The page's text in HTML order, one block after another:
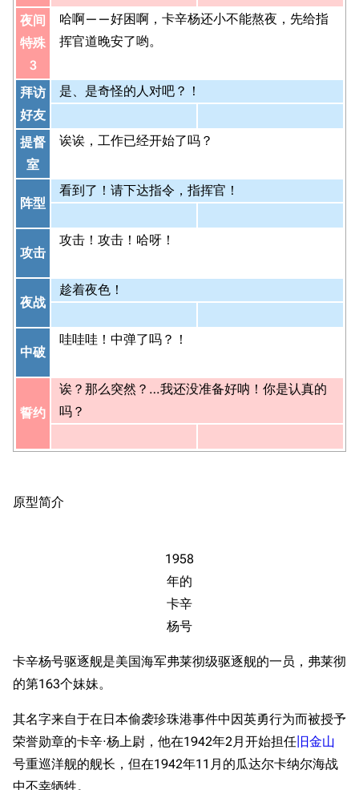
夜间
特殊
3
哈啊——好困啊，卡辛杨还小不能熬夜，先给指
挥官道晚安了哟。
拜访
好友
是、是奇怪的人对吧？！
提督
室
诶诶，工作已经开始了吗？
阵型
看到了！请下达指令，指挥官！
攻击
攻击！攻击！哈呀！
夜战
趁着夜色！
中破
哇哇哇！中弹了吗？！
誓约
诶？那么突然？…我还没准备好呐！你是认真的
吗？
原型简介
1958
年的
卡辛
杨号
卡辛杨号驱逐舰是美国海军弗莱彻级驱逐舰的一员，弗莱彻
的第163个妹妹。
其名字来自于在日本偷袭珍珠港事件中因英勇行为而被授予
荣誉勋章的卡辛·杨上尉，他在1942年2月开始担任 旧金山
号重巡洋舰的舰长，但在1942年11月的瓜达尔卡纳尔海战
中不幸牺牲。